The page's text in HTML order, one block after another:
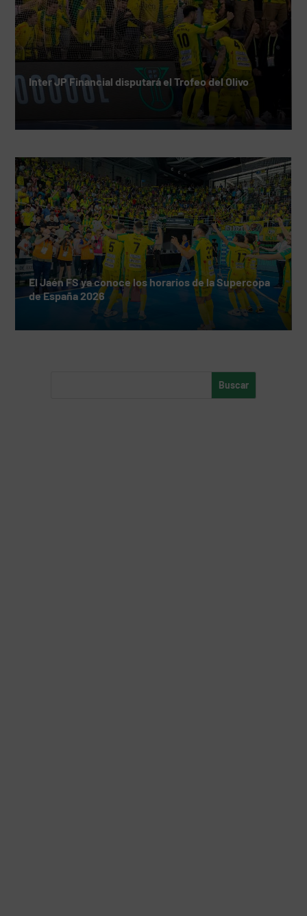
Inter JP Financial disputará el Trofeo del Olivo
El Jaén FS ya conoce los horarios de la Supercopa
de España 2026